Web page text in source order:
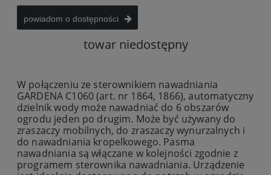
powiadom o dostępności
towar niedostępny
W połączeniu ze sterownikiem nawadniania
GARDENA C1060 (art. nr 1864, 1866), automatyczny
dzielnik wody może nawadniać do 6 obszarów
ogrodu jeden po drugim. Może być używany do
zraszaczy mobilnych, do zraszaczy wynurzalnych i
do nawadniania kropelkowego. Pasma
nawadniania są włączane w kolejności zgodnie z
programem sterownika nawadniania. Urządzenie